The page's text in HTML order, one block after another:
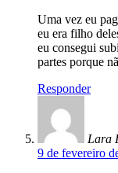
Uma vez eu
eu era filho
eu consegui
partes porque
Responder
Lara
9 de fevereiro